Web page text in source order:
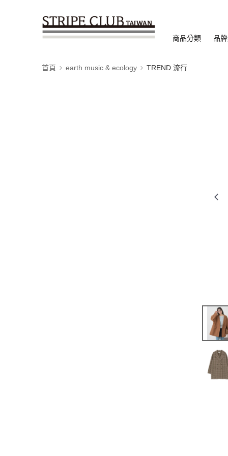
商品分類 品
首頁 earth music & ecology TREND 流行